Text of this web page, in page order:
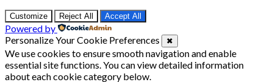
Customize Reject All Accept All
Powered by
Personalize Your Cookie Preferences
✖
We use cookies to ensure smooth navigation and enable
essential site functions. You can view detailed information
about each cookie category below.